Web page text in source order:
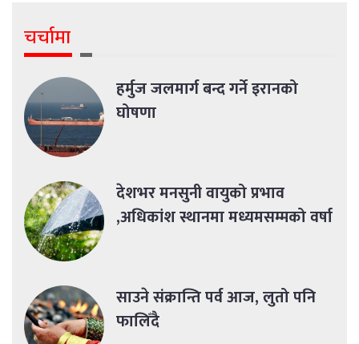
चर्चामा
हर्मुज जलमार्ग बन्द गर्ने इरानको
घोषणा
देशभर मनसुनी वायुको प्रभाव
,अधिकांश स्थानमा मध्यमसम्मको वर्षा
साउने संक्रान्ति पर्व आज, लुतो पनि
फालिँदै